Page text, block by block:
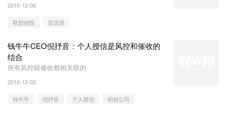
2016-12-06
联想创投 贺志强
钱牛牛CEO倪抒音：个人授信是风控和催收的
结合
所有风控跟催收都相关联的
2016-12-02
钱牛牛 倪抒音 个人授信 初创公司